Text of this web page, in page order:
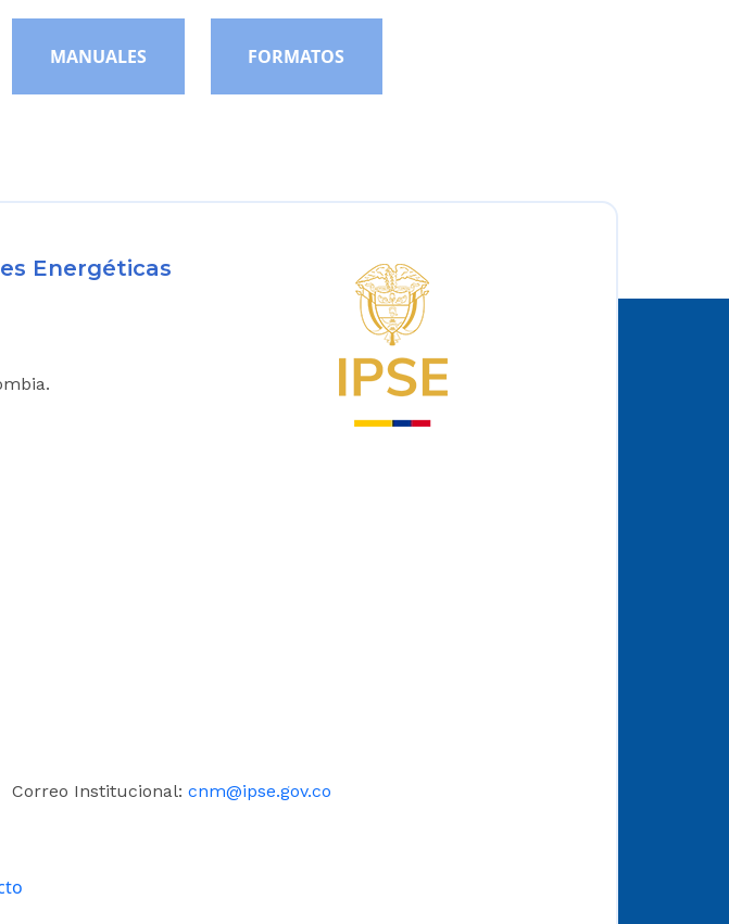
MANUALES FORMATOS
Energéticas
Correo Institucional: cnm@ipse.gov.co